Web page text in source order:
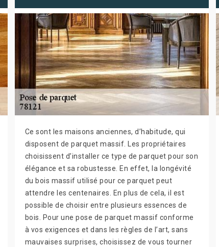
Ce sont les maisons anciennes, d’habitude, qui
disposent de parquet massif. Les propriétaires
choisissent d’installer ce type de parquet pour son
élégance et sa robustesse. En effet, la longévité
du bois massif utilisé pour ce parquet peut
attendre les centenaires. En plus de cela, il est
possible de choisir entre plusieurs essences de
bois. Pour une pose de parquet massif conforme
à vos exigences et dans les règles de l’art, sans
mauvaises surprises, choisissez de vous tourner